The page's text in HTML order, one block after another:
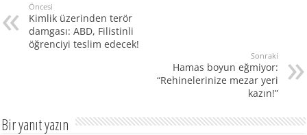
Öncesi
Kimlik üzerinden terör
damgası: ABD, Filistinli
öğrenciyi teslim edecek!
Sonraki
Hamas boyun eğmiyor:
“Rehinelerinize mezar yeri
kazın!”
Bir yanıt yazın